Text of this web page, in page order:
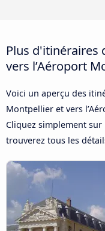
Plus d'itinéraires
vers l’Aéroport
Voici un aperçu des
Montpellier et vers
Cliquez simplement
trouverez tous les